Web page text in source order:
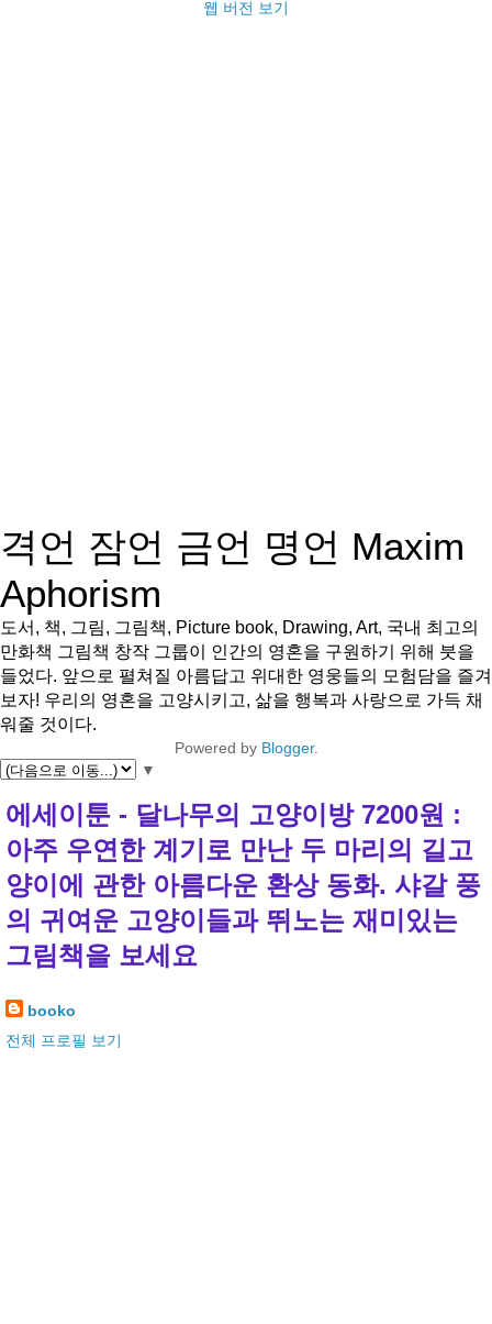
웹 버전 보기
격언 잠언 금언 명언 Maxim
Aphorism
도서, 책, 그림, 그림책, Picture book, Drawing, Art, 국내 최고의
만화책 그림책 창작 그룹이 인간의 영혼을 구원하기 위해 붓을
들었다. 앞으로 펼쳐질 아름답고 위대한 영웅들의 모험담을 즐겨
보자! 우리의 영혼을 고양시키고, 삶을 행복과 사랑으로 가득 채
워줄 것이다.
Powered by Blogger.
▼
에세이툰 - 달나무의 고양이방 7200원 :
아주 우연한 계기로 만난 두 마리의 길고
양이에 관한 아름다운 환상 동화. 샤갈 풍
의 귀여운 고양이들과 뛰노는 재미있는
그림책을 보세요
booko
전체 프로필 보기